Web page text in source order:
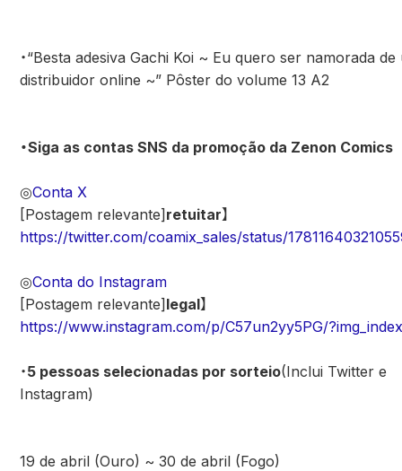
・“Besta adesiva Gachi Koi ~ Eu quero ser namorada de
distribuidor online ~” Pôster do volume 13 A2
・Siga as contas SNS da promoção da Zenon Comics
◎Conta X
[Postagem relevante] retuitar】
https://twitter.com/coamix_sales/status/
◎Conta do Instagram
[Postagem relevante] legal】
https://www.instagram.com/p/C57un2yy5PG/
・5 pessoas selecionadas por sorteio(Inclui Twitter e
Instagram)
19 de abril (Ouro) ~ 30 de abril (Fogo)